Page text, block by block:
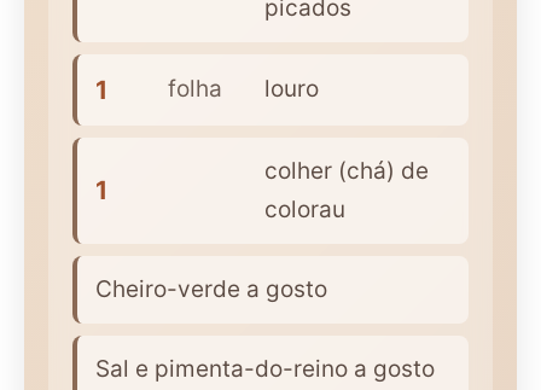
picados
1 folha louro
1
colher (chá) de
colorau
Cheiro-verde a gosto
Sal e pimenta-do-reino a gosto